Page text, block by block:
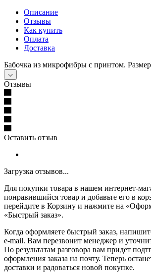
Описание
Отзывы
Как купить
Оплата
Доставка
Бабочка из микрофибры с принтом.
Отзывы
Оставить отзыв
Загрузка отзывов...
Для покупки товара в нашем интернет-
понравившийся товар и добавьте его в
перейдите в Корзину и нажмите на
«Быстрый заказ».
Когда оформляете быстрый заказ,
e-mail. Вам перезвонит менеджер и
По результатам разговора вам придет
оформления заказа на почту. Теперь
доставки и радоваться новой покупке.